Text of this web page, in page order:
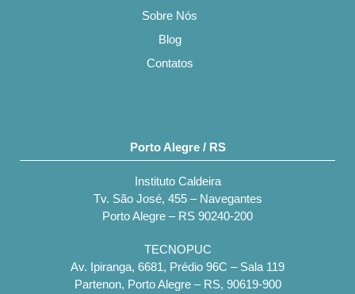
Sobre Nós
Blog
Contatos
Porto Alegre / RS
Instituto Caldeira
Tv. São José, 455 – Navegantes
Porto Alegre – RS 90240-200
TECNOPUC
Av. Ipiranga, 6681, Prédio 96C – Sala 119
Partenon, Porto Alegre – RS, 90619-900